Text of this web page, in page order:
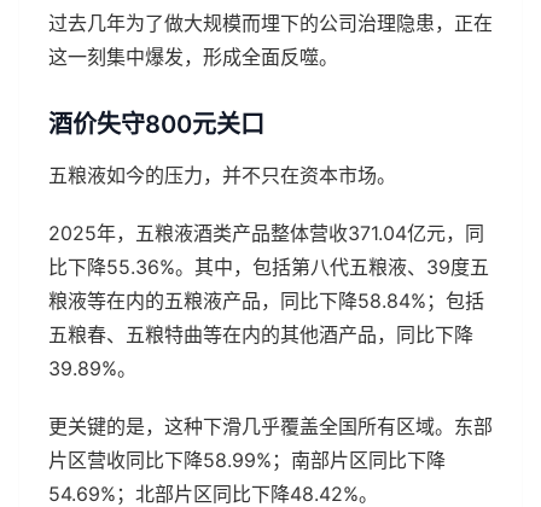
过去几年为了做大规模而埋下的公司治理隐患，正在
这一刻集中爆发，形成全面反噬。
酒价失守800元关口
五粮液如今的压力，并不只在资本市场。
2025年，五粮液酒类产品整体营收371.04亿元，同
比下降55.36%。其中，包括第八代五粮液、39度五
粮液等在内的五粮液产品，同比下降58.84%；包括
五粮春、五粮特曲等在内的其他酒产品，同比下降
39.89%。
更关键的是，这种下滑几乎覆盖全国所有区域。东部
片区营收同比下降58.99%；南部片区同比下降
54.69%；北部片区同比下降48.42%。